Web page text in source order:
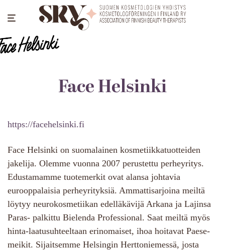
Face Helsinki
https://facehelsinki.fi
Face Helsinki on suomalainen kosmetiikkatuotteiden
jakelija. Olemme vuonna 2007 perustettu perheyritys.
Edustamamme tuotemerkit ovat alansa johtavia
eurooppalaisia perheyrityksiä. Ammattisarjoina meiltä
löytyy neurokosmetiikan edelläkävijä Arkana ja Lajinsa
Paras- palkittu Bielenda Professional. Saat meiltä myös
hinta-laatusuhteeltaan erinomaiset, ihoa hoitavat Paese-
meikit. Sijaitsemme Helsingin Herttoniemessä, josta